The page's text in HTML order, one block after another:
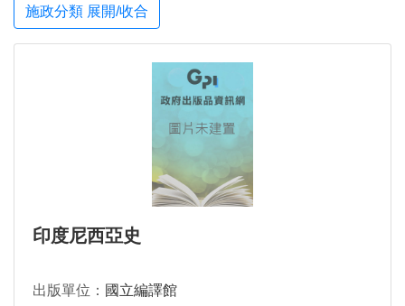
施政分類 展開/收合
印度尼西亞史
出版單位： 國立編譯館